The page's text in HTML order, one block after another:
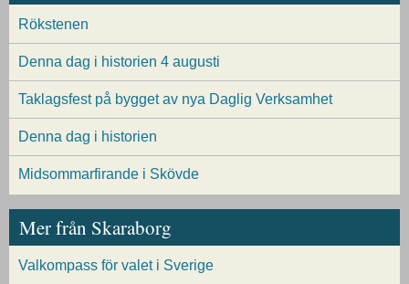
Rökstenen
Denna dag i historien 4 augusti
Taklagsfest på bygget av nya Daglig Verksamhet
Denna dag i historien
Midsommarfirande i Skövde
Mer från Skaraborg
Valkompass för valet i Sverige